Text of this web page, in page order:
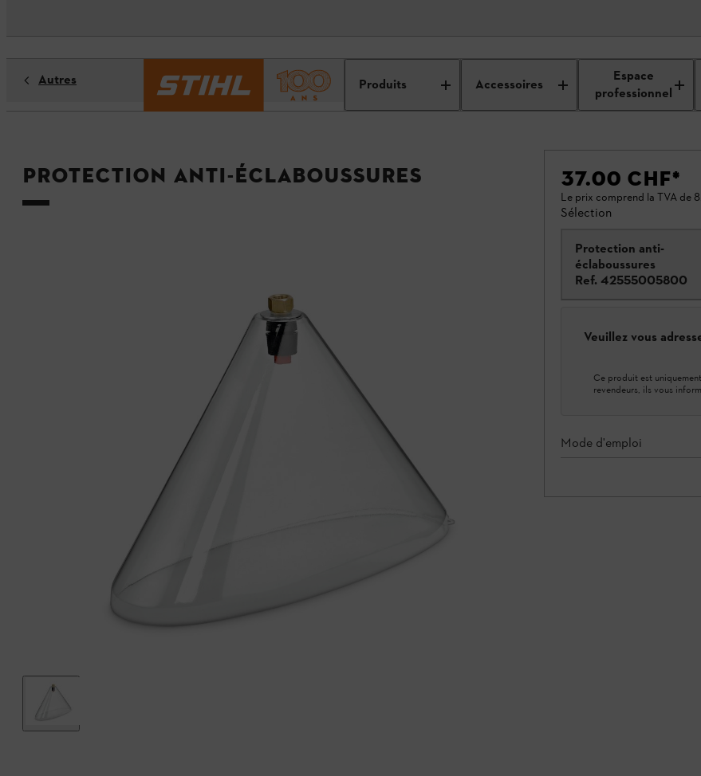
Produits Accessoires
Espace
professionnel
Autres
Protection anti-éclaboussures 37.00 CHF*
Le prix comprend la TVA de
Sélection
Protection anti-
éclaboussures
Ref. 42555005800
Veuillez vous
Ce produit est
revendeurs, ils vous
Mode d'emploi